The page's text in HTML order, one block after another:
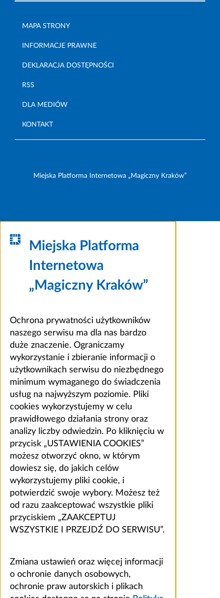
MAPA STRONY
INFORMACJE PRAWNE
DEKLARACJA DOSTĘPNOŚCI
RSS
DLA MEDIÓW
KONTAKT
Miejska Platforma Internetowa „Magiczny Kraków”
Miejska Platforma
Internetowa
„Magiczny Kraków”
Ochrona prywatności użytkowników
naszego serwisu ma dla nas bardzo
duże znaczenie. Ograniczamy
wykorzystanie i zbieranie informacji o
użytkownikach serwisu do niezbędnego
minimum wymaganego do świadczenia
usług na najwyższym poziomie. Pliki
cookies wykorzystujemy w celu
prawidłowego działania strony oraz
analizy liczby odwiedzin. Po kliknięciu w
przycisk „USTAWIENIA COOKIES”
możesz otworzyć okno, w którym
dowiesz się, do jakich celów
wykorzystujemy pliki cookie, i
potwierdzić swoje wybory. Możesz też
od razu zaakceptować wszystkie pliki
przyciskiem „ZAAKCEPTUJ
WSZYSTKIE I PRZEJDŹ DO SERWISU”.
Zmiana ustawień oraz więcej informacji
o ochronie danych osobowych,
ochronie praw autorskich i plikach